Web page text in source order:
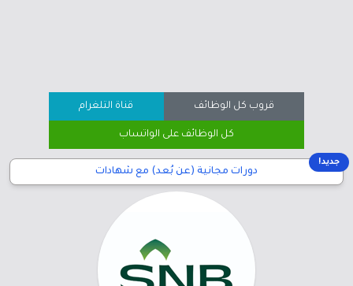
قروب كل الوظائف قناة التلغرام
كل الوظائف على الواتساب
جديد!
دورات مجانية (عن بُعد) مع شهادات